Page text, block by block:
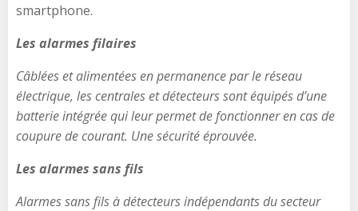
smartphone.
Les alarmes filaires
Câblées et alimentées en permanence par le réseau
électrique, les centrales et détecteurs sont équipés d’une
batterie intégrée qui leur permet de fonctionner en cas de
coupure de courant. Une sécurité éprouvée.
Les alarmes sans fils
Alarmes sans fils à détecteurs indépendants du secteur